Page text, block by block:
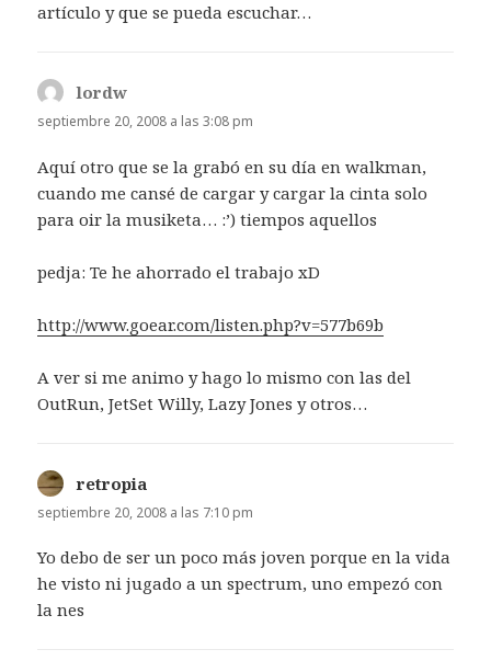
artículo y que se pueda escuchar…
lordw
septiembre 20, 2008 a las 3:08 pm
Aquí otro que se la grabó en su día en walkman,
cuando me cansé de cargar y cargar la cinta solo
para oir la musiketa… :’) tiempos aquellos
pedja: Te he ahorrado el trabajo xD
http://www.goear.com/listen.php?v=577b69b
A ver si me animo y hago lo mismo con las del
OutRun, JetSet Willy, Lazy Jones y otros…
retropia
septiembre 20, 2008 a las 7:10 pm
Yo debo de ser un poco más joven porque en la vida
he visto ni jugado a un spectrum, uno empezó con
la nes